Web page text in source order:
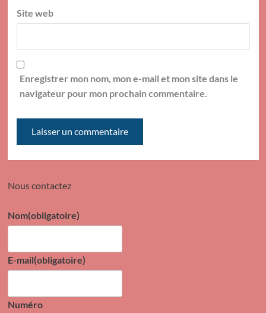
Site web
Enregistrer mon nom, mon e-mail et mon site dans le
navigateur pour mon prochain commentaire.
Nous contactez
Nom(obligatoire)
E-mail(obligatoire)
Numéro